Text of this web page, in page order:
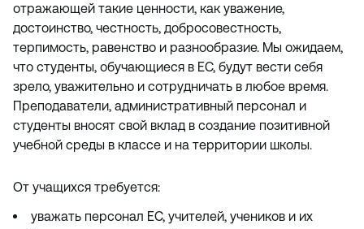
отражающей такие ценности, как уважение,
достоинство, честность, добросовестность,
терпимость, равенство и разнообразие. Мы ожидаем,
что студенты, обучающиеся в EC, будут вести себя
зрело, уважительно и сотрудничать в любое время.
Преподаватели, административный персонал и
студенты вносят свой вклад в создание позитивной
учебной среды в классе и на территории школы.
От учащихся требуется:
уважать персонал EC, учителей, учеников и их